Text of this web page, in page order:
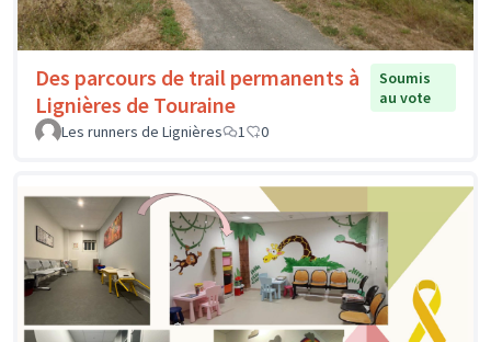
Des parcours de trail permanents à
Lignières de Touraine
Soumis
au vote
Les runners de Lignières
1 0